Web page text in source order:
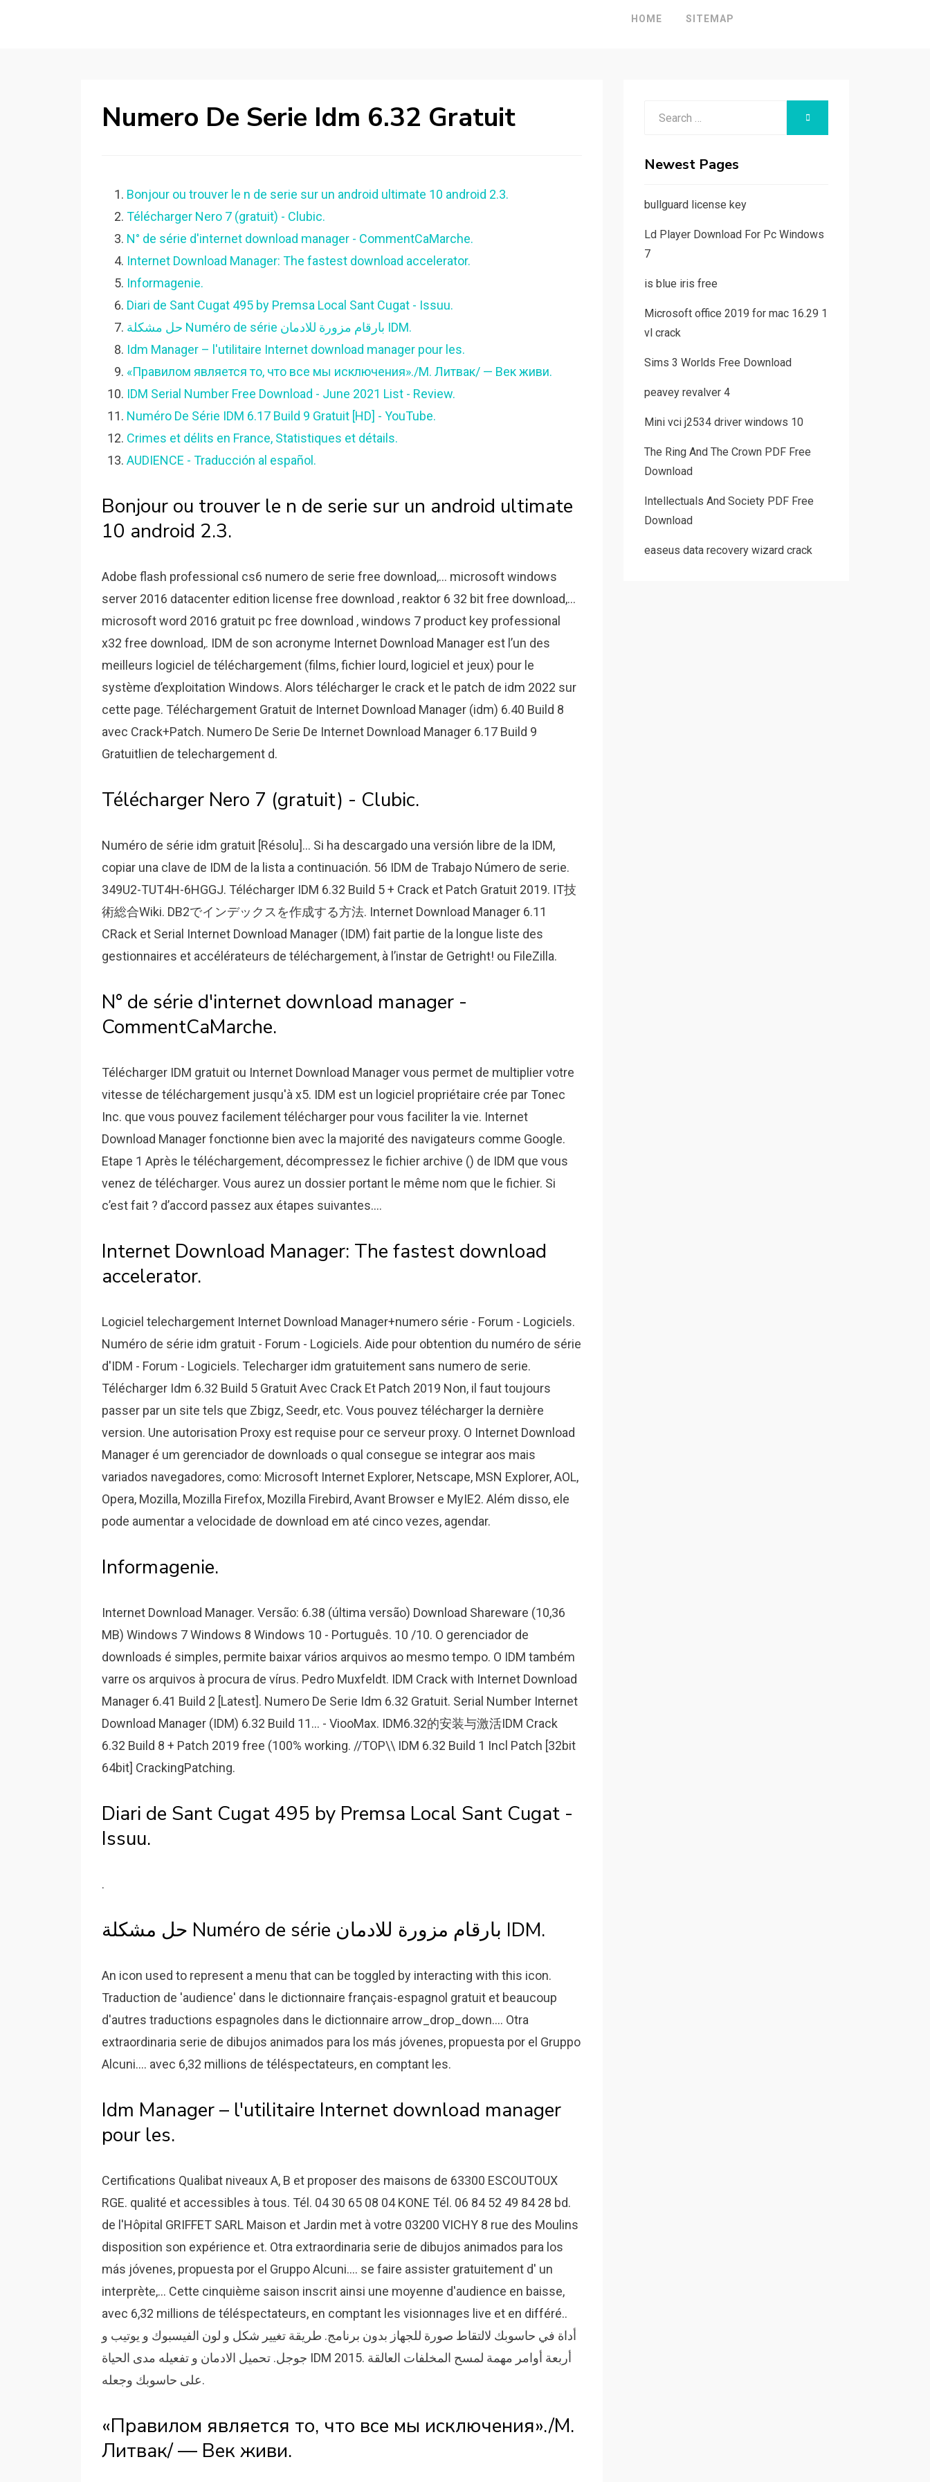
HOME SITEMAP
Numero De Serie Idm 6.32 Gratuit
Bonjour ou trouver le n de serie sur un android ultimate 10 android 2.3.
Télécharger Nero 7 (gratuit) - Clubic.
N° de série d'internet download manager - CommentCaMarche.
Internet Download Manager: The fastest download accelerator.
Informagenie.
Diari de Sant Cugat 495 by Premsa Local Sant Cugat - Issuu.
حل مشكلة Numéro de série بارقام مزورة للادمان IDM.
Idm Manager – l'utilitaire Internet download manager pour les.
«Правилом является то, что все мы исключения»./М. Литвак/ — Век живи.
IDM Serial Number Free Download - June 2021 List - Review.
Numéro De Série IDM 6.17 Build 9 Gratuit [HD] - YouTube.
Crimes et délits en France, Statistiques et détails.
AUDIENCE - Traducción al español.
Bonjour ou trouver le n de serie sur un android ultimate
10 android 2.3.
Adobe flash professional cs6 numero de serie free download,... microsoft windows
server 2016 datacenter edition license free download , reaktor 6 32 bit free download,...
microsoft word 2016 gratuit pc free download , windows 7 product key professional
x32 free download,. IDM de son acronyme Internet Download Manager est l’un des
meilleurs logiciel de téléchargement (films, fichier lourd, logiciel et jeux) pour le
système d’exploitation Windows. Alors télécharger le crack et le patch de idm 2022 sur
cette page. Téléchargement Gratuit de Internet Download Manager (idm) 6.40 Build 8
avec Crack+Patch. Numero De Serie De Internet Download Manager 6.17 Build 9
Gratuitlien de telechargement d.
Télécharger Nero 7 (gratuit) - Clubic.
Numéro de série idm gratuit [Résolu]... Si ha descargado una versión libre de la IDM,
copiar una clave de IDM de la lista a continuación. 56 IDM de Trabajo Número de serie.
349U2-TUT4H-6HGGJ. Télécharger IDM 6.32 Build 5 + Crack et Patch Gratuit 2019. IT技
術総合Wiki. DB2でインデックスを作成する方法. Internet Download Manager 6.11
CRack et Serial Internet Download Manager (IDM) fait partie de la longue liste des
gestionnaires et accélérateurs de téléchargement, à l’instar de Getright! ou FileZilla.
N° de série d'internet download manager -
CommentCaMarche.
Télécharger IDM gratuit ou Internet Download Manager vous permet de multiplier votre
vitesse de téléchargement jusqu'à x5. IDM est un logiciel propriétaire crée par Tonec
Inc. que vous pouvez facilement télécharger pour vous faciliter la vie. Internet
Download Manager fonctionne bien avec la majorité des navigateurs comme Google.
Etape 1 Après le téléchargement, décompressez le fichier archive () de IDM que vous
venez de télécharger. Vous aurez un dossier portant le même nom que le fichier. Si
c’est fait ? d’accord passez aux étapes suivantes….
Internet Download Manager: The fastest download
accelerator.
Logiciel telechargement Internet Download Manager+numero série - Forum - Logiciels.
Numéro de série idm gratuit - Forum - Logiciels. Aide pour obtention du numéro de série
d'IDM - Forum - Logiciels. Telecharger idm gratuitement sans numero de serie.
Télécharger Idm 6.32 Build 5 Gratuit Avec Crack Et Patch 2019 Non, il faut toujours
passer par un site tels que Zbigz, Seedr, etc. Vous pouvez télécharger la dernière
version. Une autorisation Proxy est requise pour ce serveur proxy. O Internet Download
Manager é um gerenciador de downloads o qual consegue se integrar aos mais
variados navegadores, como: Microsoft Internet Explorer, Netscape, MSN Explorer, AOL,
Opera, Mozilla, Mozilla Firefox, Mozilla Firebird, Avant Browser e MyIE2. Além disso, ele
pode aumentar a velocidade de download em até cinco vezes, agendar.
Informagenie.
Internet Download Manager. Versão: 6.38 (última versão) Download Shareware (10,36
MB) Windows 7 Windows 8 Windows 10 - Português. 10 /10. O gerenciador de
downloads é simples, permite baixar vários arquivos ao mesmo tempo. O IDM também
varre os arquivos à procura de vírus. Pedro Muxfeldt. IDM Crack with Internet Download
Manager 6.41 Build 2 [Latest]. Numero De Serie Idm 6.32 Gratuit. Serial Number Internet
Download Manager (IDM) 6.32 Build 11... - ViooMax. IDM6.32的安装与激活IDM Crack
6.32 Build 8 + Patch 2019 free (100% working. //TOP\\ IDM 6.32 Build 1 Incl Patch [32bit
64bit] CrackingPatching.
Diari de Sant Cugat 495 by Premsa Local Sant Cugat -
Issuu.
.
حل مشكلة Numéro de série بارقام مزورة للادمان IDM.
An icon used to represent a menu that can be toggled by interacting with this icon.
Traduction de 'audience' dans le dictionnaire français-espagnol gratuit et beaucoup
d'autres traductions espagnoles dans le dictionnaire arrow_drop_down.... Otra
extraordinaria serie de dibujos animados para los más jóvenes, propuesta por el Gruppo
Alcuni.... avec 6,32 millions de téléspectateurs, en comptant les.
Idm Manager – l'utilitaire Internet download manager
pour les.
Certifications Qualibat niveaux A, B et proposer des maisons de 63300 ESCOUTOUX
RGE. qualité et accessibles à tous. Tél. 04 30 65 08 04 KONE Tél. 06 84 52 49 84 28 bd.
de l'Hôpital GRIFFET SARL Maison et Jardin met à votre 03200 VICHY 8 rue des Moulins
disposition son expérience et. Otra extraordinaria serie de dibujos animados para los
más jóvenes, propuesta por el Gruppo Alcuni.... se faire assister gratuitement d' un
interprète,... Cette cinquième saison inscrit ainsi une moyenne d'audience en baisse,
avec 6,32 millions de téléspectateurs, en comptant les visionnages live et en différé..
أداة في حاسوبك لالتقاط صورة للجهاز بدون برنامج. طريقة تغيير شكل و لون الفيسبوك و يوتيب و
جوجل. تحميل الادمان و تفعيله مدى الحياة IDM 2015. أربعة أوامر مهمة لمسح المخلفات العالقة
على حاسوبك وجعله.
«Правилом является то, что все мы исключения»./М.
Литвак/ — Век живи.
Newest Pages
bullguard license key
Ld Player Download For Pc Windows
7
is blue iris free
Microsoft office 2019 for mac 16.29 1
vl crack
Sims 3 Worlds Free Download
peavey revalver 4
Mini vci j2534 driver windows 10
The Ring And The Crown PDF Free
Download
Intellectuals And Society PDF Free
Download
easeus data recovery wizard crack